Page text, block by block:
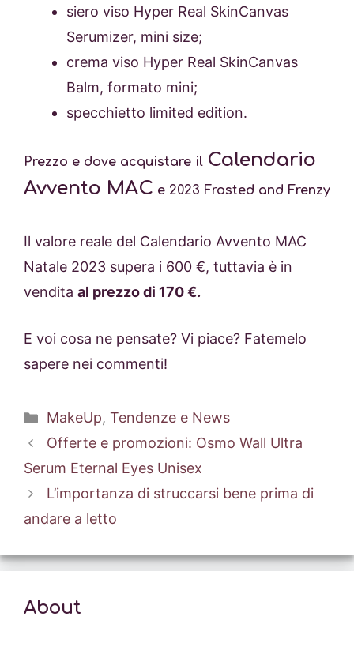
siero viso Hyper Real SkinCanvas
Serumizer, mini size;
crema viso Hyper Real SkinCanvas
Balm, formato mini;
specchietto limited edition.
Prezzo e dove acquistare il Calendario
Avvento MAC e 2023 Frosted and Frenzy
Il valore reale del Calendario Avvento MAC
Natale 2023 supera i 600 €, tuttavia è in
vendita al prezzo di 170 €.
E voi cosa ne pensate? Vi piace? Fatemelo
sapere nei commenti!
Categorie
MakeUp, Tendenze e News
Offerte e promozioni: Osmo Wall Ultra
Serum Eternal Eyes Unisex
L’importanza di struccarsi bene prima di
andare a letto
About